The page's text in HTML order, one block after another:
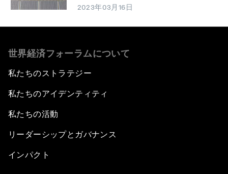
2023年03月16日
世界経済フォーラムについて
私たちのストラテジー
私たちのアイデンティティ
私たちの活動
リーダーシップとガバナンス
インパクト